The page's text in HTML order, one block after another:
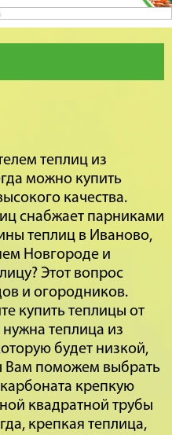
теплиц из
можно купить
качества.
снабжает парниками
теплиц в Иваново,
Новгороде и
Этот вопрос
и огородников.
купить теплицы от
теплица из
будет низкой,
Вам поможем выбрать
крепкую
квадратной трубы
крепкая теплица,